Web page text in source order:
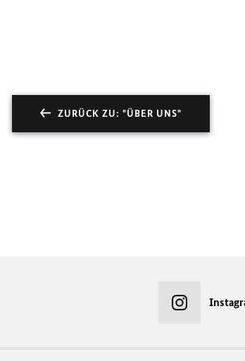
ZURÜCK ZU: "ÜBER UNS"